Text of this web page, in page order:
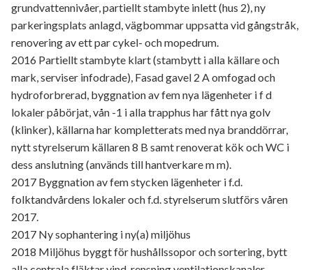
grundvattennivåer, partiellt stambyte inlett (hus 2), ny
parkeringsplats anlagd, vägbommar uppsatta vid gångstråk,
renovering av ett par cykel- och mopedrum.
2016 Partiellt stambyte klart (stambytt i alla källare och
mark, serviser infodrade), Fasad gavel 2 A omfogad och
hydroforbrerad, byggnation av fem nya lägenheter i f d
lokaler påbörjat, vån -1 i alla trapphus har fått nya golv
(klinker), källarna har kompletterats med nya branddörrar,
nytt styrelserum källaren 8 B samt renoverat kök och WC i
dess anslutning (används till hantverkare m m).
2017 Byggnation av fem stycken lägenheter i f.d.
folktandvårdens lokaler och f.d. styrelserum slutförs våren
2017.
2017 Ny sophantering i ny(a) miljöhus
2018 Miljöhus byggt för hushållssopor och sortering, bytt